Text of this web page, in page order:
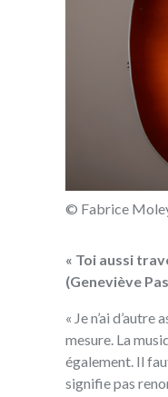
© Fabrice
« Toi aussi
(Geneviève
« Je n’ai
mesure‭. ‬La musique n’est qu’une histoire de mesure‭. ‬La poésie
également‭. ‬Il faut aussi de la mesure en politique‭, ‬ce qui ne
signifie pas renoncer à la